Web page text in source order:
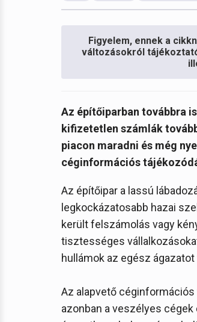
Figyelem, ennek a
változásokról
Az építőiparban továbbra
kifizetetlen számlák
piacon maradni és még
céginformációs
Az építőipar a lassú
legkockázatosabb hazai
került felszámolás vagy
tisztességes
hullámok az egész
Az alapvető
azonban a veszélyes